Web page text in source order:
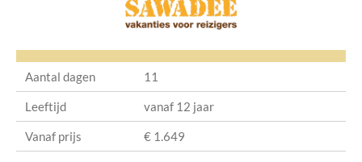
Aantal dagen 11
Leeftijd vanaf 12 jaar
Vanaf prijs € 1.649